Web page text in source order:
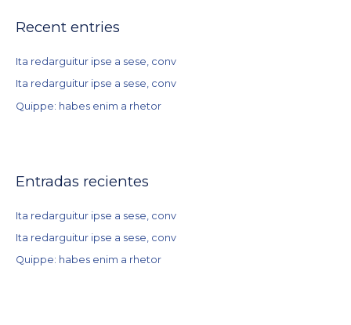
a
p
o
r
Recent entries
Ita redarguitur ipse a sese, conv
Ita redarguitur ipse a sese, conv
Quippe: habes enim a rhetor
Entradas recientes
Ita redarguitur ipse a sese, conv
Ita redarguitur ipse a sese, conv
Quippe: habes enim a rhetor